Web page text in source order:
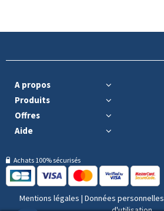
A propos
Produits
Offres
Aide
Achats 100% sécurisés
Mentions légales | Données personnelles